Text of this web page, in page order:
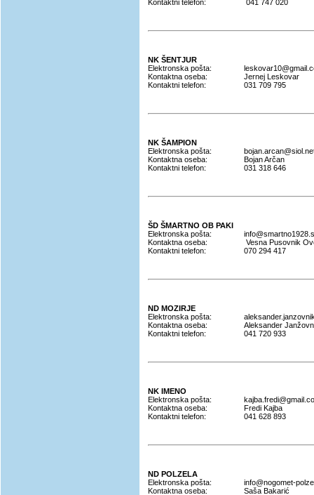
Kontaktni telefon:
041 747 020
NK ŠENTJUR
Elektronska pošta:
Kontaktna oseba:
Jernej Leskovar
Kontaktni telefon:
031 709 795
NK ŠAMPION
Elektronska pošta:
Kontaktna oseba:
Bojan Arčan
Kontaktni telefon:
031 318 646
ŠD ŠMARTNO OB PAKI
Elektronska pošta:
Kontaktna oseba:
Vesna Pusovnik
Kontaktni telefon:
070 294 417
ND MOZIRJE
Elektronska pošta:
Kontaktna oseba:
Aleksander
Kontaktni telefon:
041 720 933
NK IMENO
Elektronska pošta:
Kontaktna oseba:
Fredi Kajba
Kontaktni telefon:
041 628 893
ND POLZELA
Elektronska pošta:
info@nogomet-
Kontaktna oseba:
Saša Bakarić